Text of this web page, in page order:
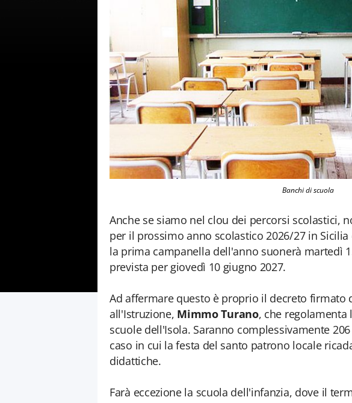
Banchi di scuola
Anche se siamo nel clou dei percorsi scolastici,
per il prossimo anno scolastico 2026/27 in
la prima campanella dell'anno suonerà martedì
prevista per giovedì 10 giugno 2027.
Ad affermare questo è proprio il decreto firmato
all'Istruzione, Mimmo Turano, che
scuole dell'Isola. Saranno complessivamente
caso in cui la festa del santo patrono locale
didattiche.
Farà eccezione la scuola dell'infanzia, dove il